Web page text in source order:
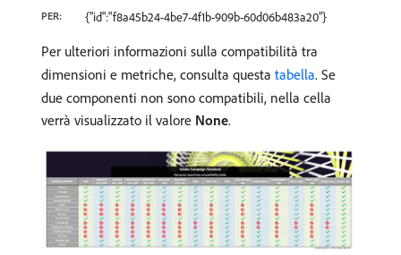
PER:
{"id":"f8a45b24-4be7-4f1b-909b-60d06b483a20"}
Per ulteriori informazioni sulla compatibilità tra
dimensioni e metriche, consulta questa tabella. Se
due componenti non sono compatibili, nella cella
verrà visualizzato il valore None.